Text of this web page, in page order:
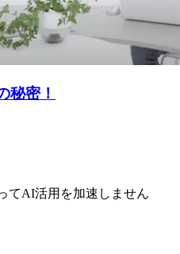
秘密！
てAI活用を加速しません